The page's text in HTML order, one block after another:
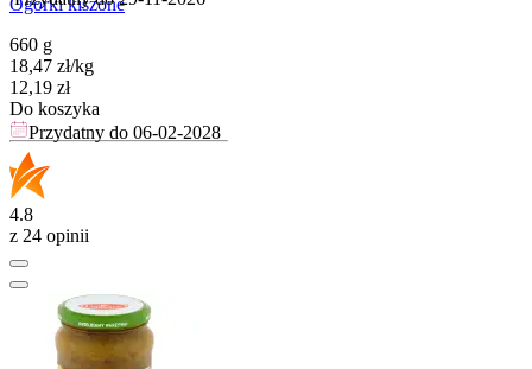
Ogórki kiszone
660 g
18,47 zł/kg
Cena
12,19 zł
Do koszyka
Przydatny do 06-02-2028
4.8
z 24 opinii